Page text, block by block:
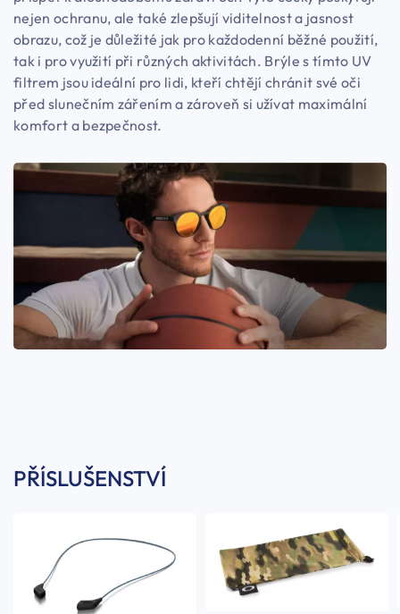
nejen ochranu, ale také zlepšují viditelnost a jasnost
obrazu, což je důležité jak pro každodenní běžné použití,
tak i pro využití při různých aktivitách. Brýle s tímto UV
filtrem jsou ideální pro lidi, kteří chtějí chránit své oči
před slunečním zářením a zároveň si užívat maximální
komfort a bezpečnost.
PŘÍSLUŠENSTVÍ